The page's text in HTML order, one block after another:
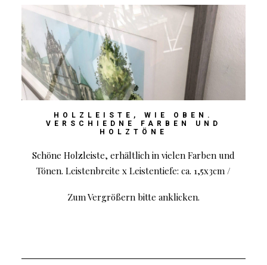
HOLZLEISTE, WIE OBEN.
VERSCHIEDNE FARBEN UND
HOLZTÖNE
Schöne Holzleiste, erhältlich in vielen Farben und
Tönen. Leistenbreite x Leistentiefe: ca. 1,5x3cm /
Zum Vergrößern bitte anklicken.